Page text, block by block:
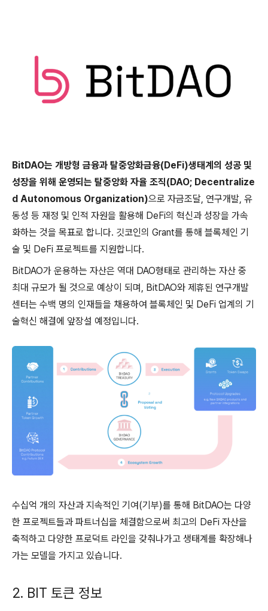
BitDAO는 개방형 금융과 탈중앙화금융(DeFi)생태계의 성공 및
성장을 위해 운영되는 탈중앙화 자율 조직(DAO; Decentralize
d Autonomous Organization)으로 자금조달, 연구개발, 유
동성 등 재정 및 인적 자원을 활용해 DeFi의 혁신과 성장을 가속
화하는 것을 목표로 합니다. 깃코인의 Grant를 통해 블록체인 기
술 및 DeFi 프로젝트를 지원합니다.
BitDAO가 운용하는 자산은 역대 DAO형태로 관리하는 자산 중
최대 규모가 될 것으로 예상이 되며, BitDAO와 제휴된 연구개발
센터는 수백 명의 인재들을 채용하여 블록체인 및 DeFi 업계의 기
술혁신 해결에 앞장설 예정입니다.
수십억 개의 자산과 지속적인 기여(기부)를 통해 BitDAO는 다양
한 프로젝트들과 파트너십을 체결함으로써 최고의 DeFi 자산을
축적하고 다양한 프로덕트 라인을 갖춰나가고 생태계를 확장해나
가는 모델을 가지고 있습니다.
2. BIT 토큰 정보